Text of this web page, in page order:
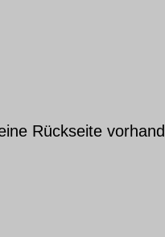
Rückseite